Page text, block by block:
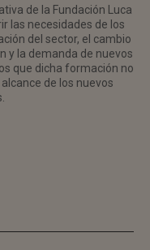
de la Fundación Luca
las necesidades de los
del sector, el cambio
y la demanda de nuevos
que dicha formación no
de los nuevos